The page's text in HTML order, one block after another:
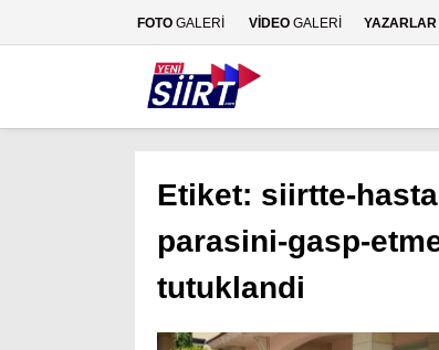
FOTO GALERİ VİDEO GALERİ YAZARLAR
Etiket: siirtte-
parasini-gasp-
tutuklandi